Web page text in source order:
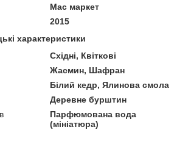
Мас маркет
2015
характеристики
Східні, Квіткові
Жасмин, Шафран
Білий кедр, Ялинова смола
Деревне бурштин
Парфюмована вода
(мініатюра)